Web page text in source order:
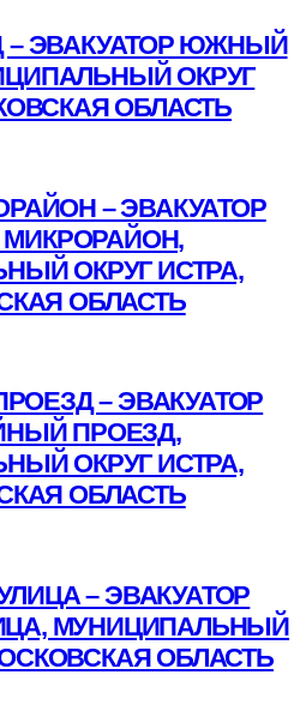
ЭВАКУАТОР ЮЖНЫЙ
ОКРУГ
ОБЛАСТЬ
– ЭВАКУАТОР
ОКРУГ ИСТРА,
ОБЛАСТЬ
– ЭВАКУАТОР
ПРОЕЗД,
ОКРУГ ИСТРА,
ОБЛАСТЬ
– ЭВАКУАТОР
МУНИЦИПАЛЬНЫЙ
ОБЛАСТЬ